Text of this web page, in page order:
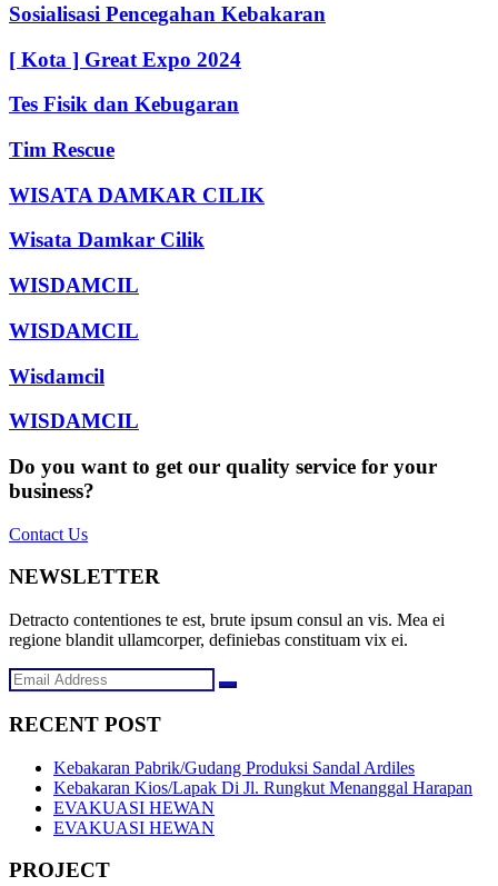
Sosialisasi Pencegahan Kebakaran
[ Kota ] Great Expo 2024
Tes Fisik dan Kebugaran
Tim Rescue
WISATA DAMKAR CILIK
Wisata Damkar Cilik
WISDAMCIL
WISDAMCIL
Wisdamcil
WISDAMCIL
Do you want to get our quality service for your
business?
Contact Us
NEWSLETTER
Detracto contentiones te est, brute ipsum consul an vis. Mea ei
regione blandit ullamcorper, definiebas constituam vix ei.
RECENT POST
Kebakaran Pabrik/Gudang Produksi Sandal Ardiles
Kebakaran Kios/Lapak Di Jl. Rungkut Menanggal Harapan
EVAKUASI HEWAN
EVAKUASI HEWAN
PROJECT